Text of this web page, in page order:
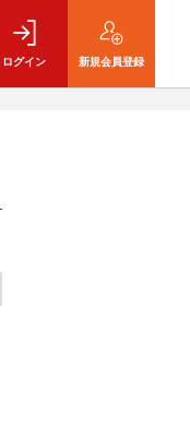
ログイン 新規会員登録